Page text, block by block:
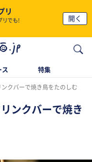
リ
リでも!
開く
ス 特集
クバーで焼き鳥をたのしむ
ンクバーで焼き